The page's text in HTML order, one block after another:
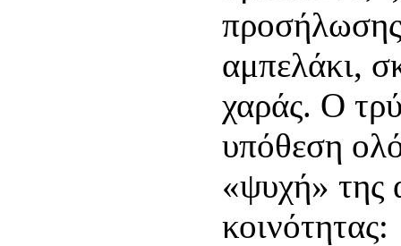
αμπελάκι,
χαράς. Ο
υπόθεση
«ψυχή» της
κοινότητας: